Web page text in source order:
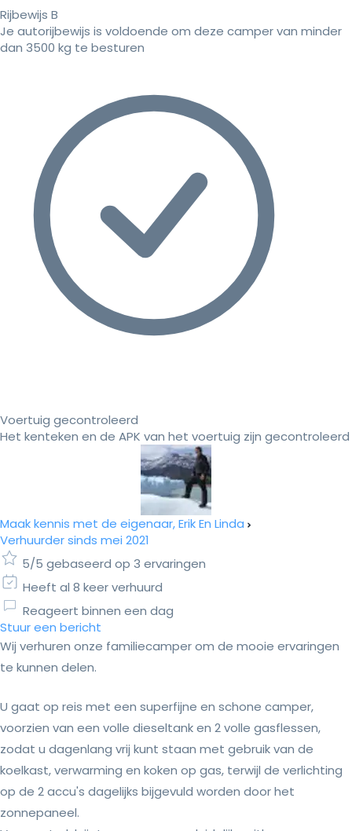
Rijbewijs B
Je autorijbewijs is voldoende om deze camper van minder
dan 3500 kg te besturen
Voertuig gecontroleerd
Het kenteken en de APK van het voertuig zijn gecontroleerd
Maak kennis met de eigenaar, Erik En Linda
Verhuurder sinds mei 2021
5/5 gebaseerd op 3 ervaringen
Heeft al 8 keer verhuurd
Reageert binnen een dag
Stuur een bericht
Wij verhuren onze familiecamper om de mooie ervaringen
te kunnen delen.
U gaat op reis met een superfijne en schone camper,
voorzien van een volle dieseltank en 2 volle gasflessen,
zodat u dagenlang vrij kunt staan met gebruik van de
koelkast, verwarming en koken op gas, terwijl de verlichting
op de 2 accu's dagelijks bijgevuld worden door het
zonnepaneel.